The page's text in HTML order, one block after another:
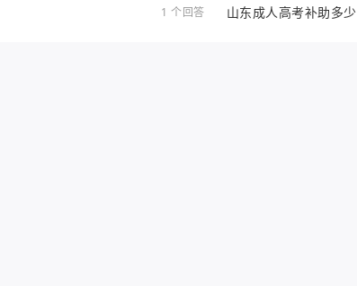
1 个回答 山东成人高考补助多少